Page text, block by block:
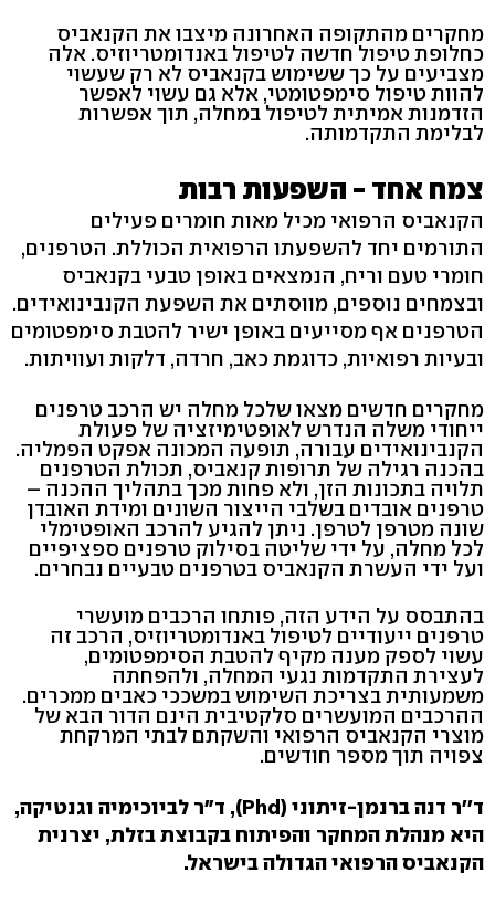
מחקרים מהתקופה האחרונה מיצבו את הקנאביס
כחלופת טיפול חדשה לטיפול באנדומטריוזיס. אלה
מצביעים על כך ששימוש בקנאביס לא רק שעשוי
להוות טיפול סימפטומטי, אלא גם עשוי לאפשר
הזדמנות אמיתית לטיפול במחלה, תוך אפשרות
לבלימת התקדמותה.
צמח אחד - השפעות רבות
הקנאביס הרפואי מכיל מאות חומרים פעילים
התורמים יחד להשפעתו הרפואית הכוללת. הטרפנים,
חומרי טעם וריח, הנמצאים באופן טבעי בקנאביס
ובצמחים נוספים, מווסתים את השפעת הקנבינואידים.
הטרפנים אף מסייעים באופן ישיר להטבת סימפטומים
ובעיות רפואיות, כדוגמת כאב, חרדה, דלקות ועוויתות.
מחקרים חדשים מצאו שלכל מחלה יש הרכב טרפנים
ייחודי משלה הנדרש לאופטימיזציה של פעולת
הקנבינואידים עבורה, תופעה המכונה אפקט הפמליה.
בהכנה רגילה של תרופות קנאביס, תכולת הטרפנים
תלויה בתכונות הזן, ולא פחות מכך בתהליך ההכנה –
טרפנים אובדים בשלבי הייצור השונים ומידת האובדן
שונה מטרפן לטרפן. ניתן להגיע להרכב האופטימלי
לכל מחלה, על ידי שליטה בסילוק טרפנים ספציפיים
ועל ידי העשרת הקנאביס בטרפנים טבעיים נבחרים.
בהתבסס על הידע הזה, פותחו הרכבים מועשרי
טרפנים ייעודיים לטיפול באנדומטריוזיס, הרכב זה
עשוי לספק מענה מקיף להטבת הסימפטומים,
לעצירת התקדמות נגעי המחלה, ולהפחתה
משמעותית בצריכת השימוש במשככי כאבים ממכרים.
ההרכבים המועשרים סלקטיבית הינם הדור הבא של
מוצרי הקנאביס הרפואי והשקתם לבתי המרקחת
צפויה תוך מספר חודשים.
ד''ר דנה ברנמן-זיתוני (Phd), ד"ר לביוכימיה וגנטיקה,
היא מנהלת המחקר והפיתוח בקבוצת בזלת, יצרנית
הקנאביס הרפואי הגדולה בישראל.